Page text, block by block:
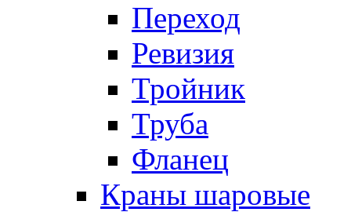
Переход
Ревизия
Тройник
Труба
Фланец
Краны шаровые